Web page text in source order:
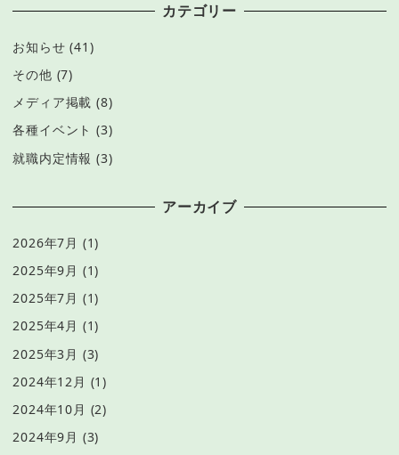
カテゴリー
お知らせ (41)
その他 (7)
メディア掲載 (8)
各種イベント (3)
就職内定情報 (3)
アーカイブ
2026年7月 (1)
2025年9月 (1)
2025年7月 (1)
2025年4月 (1)
2025年3月 (3)
2024年12月 (1)
2024年10月 (2)
2024年9月 (3)